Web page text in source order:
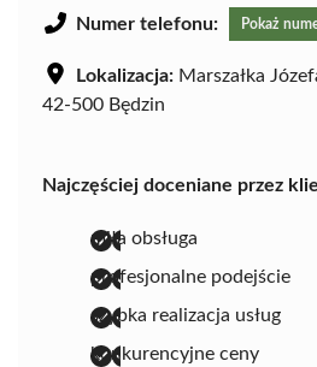
Numer telefonu: Pokaż
Lokalizacja: Marszałka
42-500 Będzin
Najczęściej doceniane przez
miła obsługa
profesjonalne podejście
szybka realizacja usług
konkurencyjne ceny